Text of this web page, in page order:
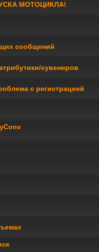
МОТОЦИКЛА!
сообщений
сувениров
с регистрацией